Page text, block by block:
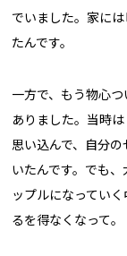
でいました。家に
たんです。
一方で、もう物心
ありました。当時
思い込んで、自分
いたんです。でも
ップルになってい
るを得なくなって。